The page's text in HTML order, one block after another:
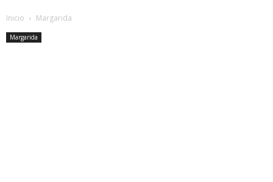
Inicio Margarida
Margarida